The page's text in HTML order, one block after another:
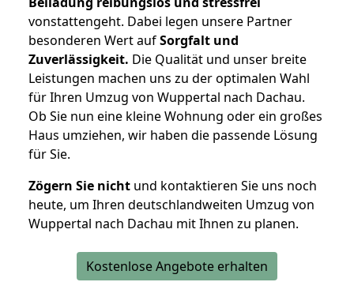
vonstattengeht. Dabei legen unsere Partner
besonderen Wert aufSorgfalt und
Zuverlässigkeit. Die Qualität und unser breite
Leistungen machen uns zu der optimalen Wahl
für Ihren Umzug von Wuppertal nach Dachau.
Ob Sie nun eine kleine Wohnung oder ein großes
Haus umziehen, wir haben die passende Lösung
für Sie.
Zögern Sie nicht und kontaktieren Sie uns noch
heute, um Ihren deutschlandweiten Umzug von
Wuppertal nach Dachau mit Ihnen zu planen.
Kostenlose Angebote erhalten